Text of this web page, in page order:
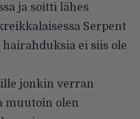
ja soitti lähes
Serpent
ei siis ole
jonkin verran
muutoin olen